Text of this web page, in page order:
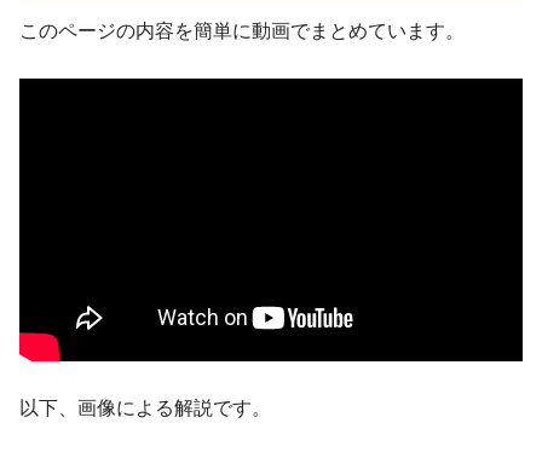
このページの内容を簡単に動画でまとめています。
以下、画像による解説です。